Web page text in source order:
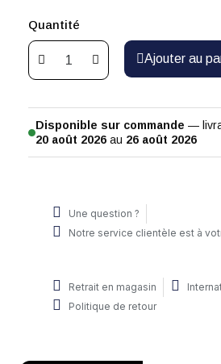
Quantité
Ajouter au
Disponible sur commande —
20 août 2026 au 26 août 2026
Une question ?
Notre service clientèle est à
Retrait en magasin
Politique de retour